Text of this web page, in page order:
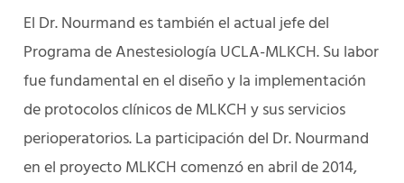
El Dr. Nourmand es también el actual jefe del
Programa de Anestesiología UCLA-MLKCH. Su labor
fue fundamental en el diseño y la implementación
de protocolos clínicos de MLKCH y sus servicios
perioperatorios. La participación del Dr. Nourmand
en el proyecto MLKCH comenzó en abril de 2014,